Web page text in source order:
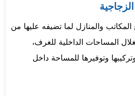
والمنازل لما تضيفه عليها من
المساحات الداخلية للغرف،
وتوفيرها للمساحة داخل